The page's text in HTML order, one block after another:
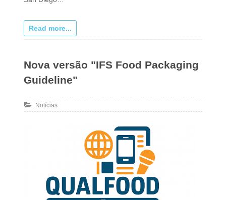
Read more...
Nova versão "IFS Food Packaging
Guideline"
Notícias